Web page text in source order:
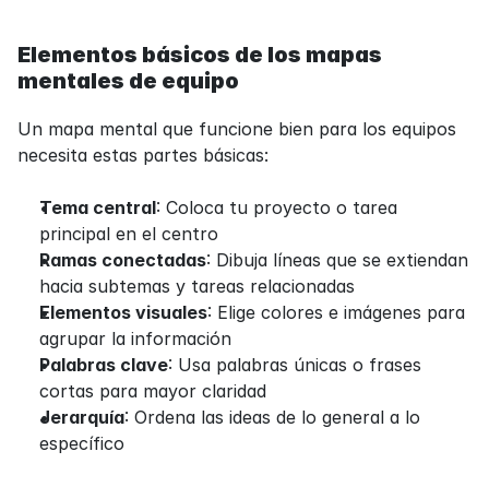
Elementos básicos de los mapas
mentales de equipo
Un mapa mental que funcione bien para los equipos
necesita estas partes básicas:
Tema central: Coloca tu proyecto o tarea
principal en el centro
Ramas conectadas: Dibuja líneas que se extiendan
hacia subtemas y tareas relacionadas
Elementos visuales: Elige colores e imágenes para
agrupar la información
Palabras clave: Usa palabras únicas o frases
cortas para mayor claridad
Jerarquía: Ordena las ideas de lo general a lo
específico